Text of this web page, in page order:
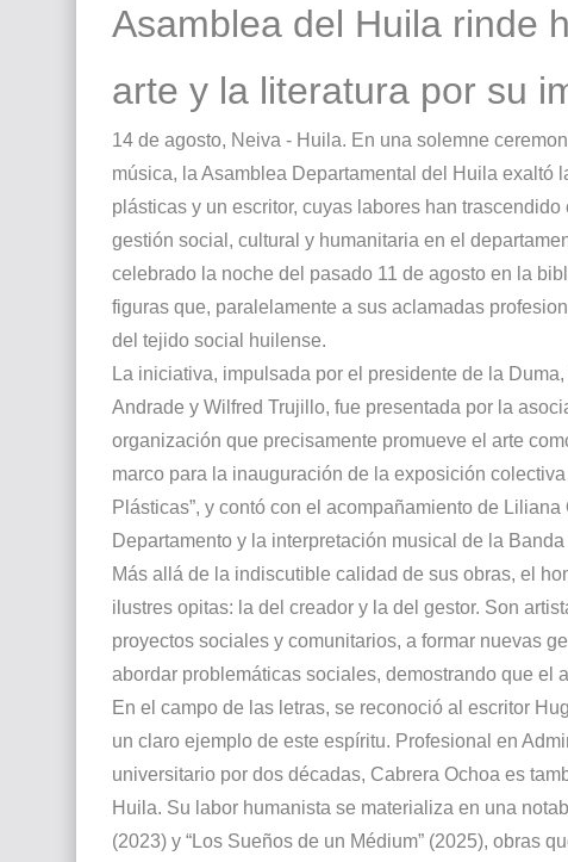
Asamblea del Huila rinde
arte y la literatura por su
14 de agosto, Neiva - Huila. En una solemne
música, la Asamblea Departamental del Huila exaltó
plásticas y un escritor, cuyas labores han
gestión social, cultural y humanitaria en el
celebrado la noche del pasado 11 de agosto en la
figuras que, paralelamente a sus aclamadas
del tejido social huilense.
La iniciativa, impulsada por el presidente de la
Andrade y Wilfred Trujillo, fue presentada por la
organización que precisamente promueve el arte
marco para la inauguración de la exposición
Plásticas”, y contó con el acompañamiento de
Departamento y la interpretación musical de la
Más allá de la indiscutible calidad de sus obras, el
ilustres opitas: la del creador y la del gestor. Son
proyectos sociales y comunitarios, a formar nuevas
abordar problemáticas sociales, demostrando que el
En el campo de las letras, se reconoció al escritor
un claro ejemplo de este espíritu. Profesional en
universitario por dos décadas, Cabrera Ochoa es
Huila. Su labor humanista se materializa en una
(2023) y “Los Sueños de un Médium” (2025), obras